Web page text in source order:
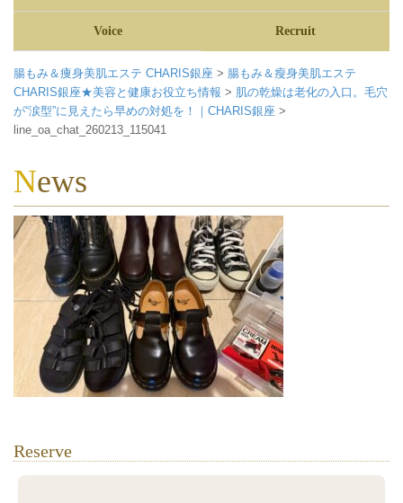
Voice Recruit
腸もみ＆痩身美肌エステ CHARIS銀座 > 腸もみ＆瘦身美肌エステ
CHARIS銀座★美容と健康お役立ち情報 > 肌の乾燥は老化の入口。毛穴
が“涙型”に見えたら早めの対処を！｜CHARIS銀座 >
line_oa_chat_260213_115041
News
Reserve